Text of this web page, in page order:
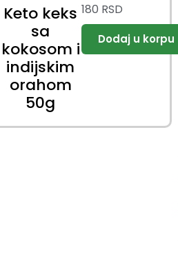
Keto keks
sa
kokosom i
indijskim
orahom
50g
180 RSD